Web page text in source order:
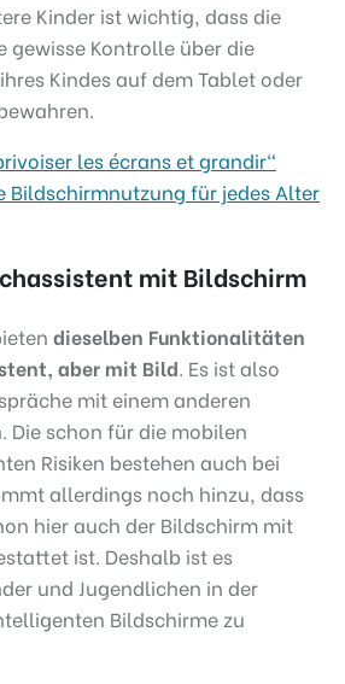
Kinder ist wichtig, dass die
gewisse Kontrolle über die
Kindes auf dem Tablet oder
les écrans et grandir“
Bildschirmnutzung für jedes Alter
mit Bildschirm
dieselben Funktionalitäten
aber mit Bild. Es ist also
mit einem anderen
Die schon für die mobilen
Risiken bestehen auch bei
allerdings noch hinzu, dass
hier auch der Bildschirm mit
ist. Deshalb ist es
und Jugendlichen in der
Bildschirme zu